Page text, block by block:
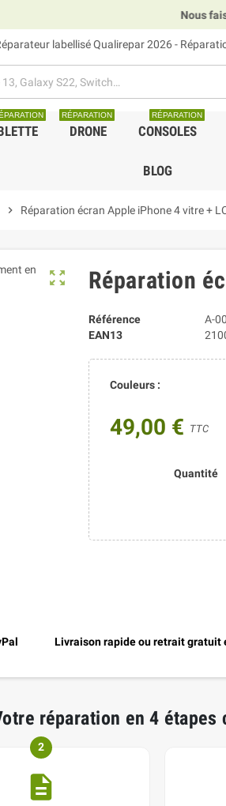
Nous faisons relais
labellisé Qualirepar 2026 -
DRONE
RÉPARATION
CONSOLES
RÉPARATION
BLOG
chevron_right Réparation écran Apple iPhone 4 vitre +
zoom_out_map Réparation
Référence
A-
EAN13
Couleurs :
49,00 € TTC
Quantité
Livraison rapide ou retrait gratuit
réparation en 4 étapes
2